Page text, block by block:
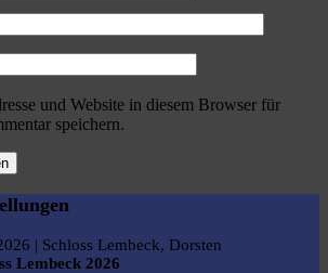
und Website in diesem Browser für
speichern.
| Schloss Lembeck, Dorsten
Lembeck 2026